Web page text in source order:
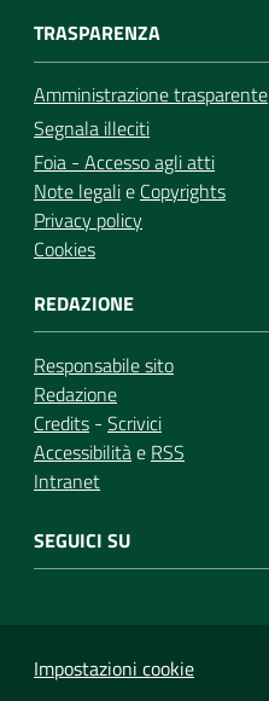
TRASPARENZA
Amministrazione trasparente
Segnala illeciti
Foia - Accesso agli atti
Note legalie Copyrights
Privacy policy
Cookies
REDAZIONE
Responsabile sito
Redazione
Credits - Scrivici
Accessibilitàe RSS
Intranet
SEGUICI SU
Impostazioni cookie